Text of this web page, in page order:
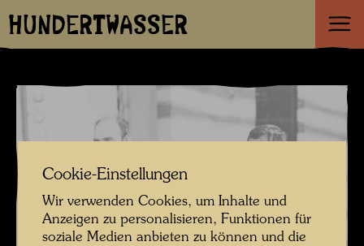
HUNDERTWASSER
Cookie-Einstellungen
Wir verwenden Cookies, um Inhalte und
Anzeigen zu personalisieren, Funktionen für
soziale Medien anbieten zu können und die